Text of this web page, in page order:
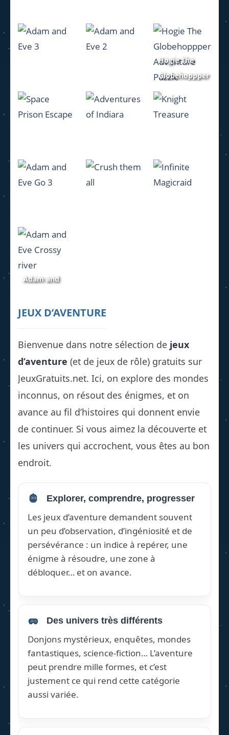
Adam and
Adam and
Adam and
Eve 5
1.01K
Adam and
Eve 3
Adam and
Hogie The
Globehoppper
Adventure
Puzzle
Space Prison
Adventures
Knight
Adam and
Adam and
river
JEUX D’AVENTURE
Bienvenue dans notre sélection de jeux
d’aventure (et de jeux de rôle) gratuits sur
JeuxGratuits.net. Ici, on explore des mondes
inconnus, on résout des énigmes, et on
avance au fil d’histoires qui donnent envie
de continuer. Si vous aimez la découverte et
les univers qui accrochent, vous êtes au bon
endroit.
Explorer, comprendre, progresser
Les jeux d’aventure demandent souvent
un peu d’observation, d’ingéniosité et de
persévérance : un indice à repérer, une
énigme à résoudre, une zone à
débloquer… et on avance.
Des univers très différents
Donjons mystérieux, enquêtes, mondes
fantastiques, science-fiction… L’aventure
peut prendre mille formes, et c’est
justement ce qui rend cette catégorie
aussi variée.